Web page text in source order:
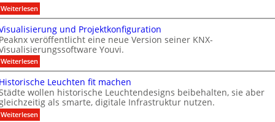
i
e
s
n
s
a
u
g
r
a
u
c
h
m
l
d
u
n
g
s
z
e
n
t
r
h
t
e
r
f
o
l
g
r
e
i
c
h
z
D
i
s
p
l
a
y
ä
u
d
e
:
D
a
t
e
n
a
n
a
l
r
e
r
C
o
n
t
r
o
l
l
e
r
m
Weiterlesen:
S
e
u
e
u
g
f
ü
r
S
und Projektkonfiguration
veröffentlicht eine neue Version seiner KNX-
Youvi.
Weiterlesen:
V
s
u
a
Leuchten fit machen
wollen historische Leuchtendesigns beibehalten, sie aber
als smarte, digitale Infrastruktur nutzen.
Weiterlesen: